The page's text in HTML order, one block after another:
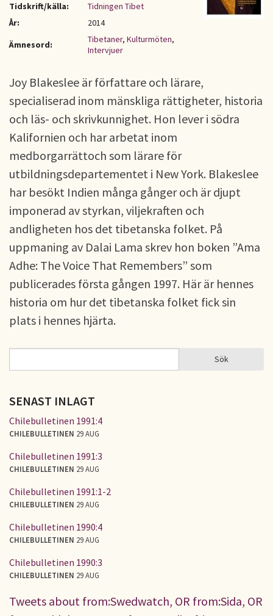
Tidskrift/källa:
Tidningen Tibet
År:
2014
Ämnesord:
Tibetaner, Kulturmöten,
Intervjuer
Joy Blakeslee är författare och lärare,
specialiserad inom mänskliga rättigheter, historia
och läs- och skrivkunnighet. Hon lever i södra
Kalifornien och har arbetat inom
medborgarrättoch som lärare för
utbildningsdepartementet i New York. Blakeslee
har besökt Indien många gånger och är djupt
imponerad av styrkan, viljekraften och
andligheten hos det tibetanska folket. På
uppmaning av Dalai Lama skrev hon boken ”Ama
Adhe: The Voice That Remembers” som
publicerades första gången 1997. Här är hennes
historia om hur det tibetanska folket fick sin
plats i hennes hjärta.
SÖKFORMULÄR Sök
SENAST INLAGT
Chilebulletinen 1991:4
CHILEBULLETINEN 29 AUG
Chilebulletinen 1991:3
CHILEBULLETINEN 29 AUG
Chilebulletinen 1991:1-2
CHILEBULLETINEN 29 AUG
Chilebulletinen 1990:4
CHILEBULLETINEN 29 AUG
Chilebulletinen 1990:3
CHILEBULLETINEN 29 AUG
Tweets about from:Swedwatch, OR from:Sida, OR